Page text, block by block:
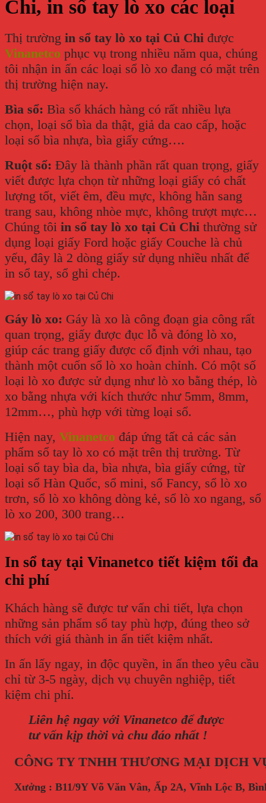
Chi, in sổ tay lò xo các loại
Thị trường in sổ tay lò xo tại Củ Chi được
Vinanetco phục vụ trong nhiều năm qua, chúng
tôi nhận in ấn các loại sổ lò xo đang có mặt trên
thị trường hiện nay.
Bìa sổ: Bìa sổ khách hàng có rất nhiều lựa
chọn, loại sổ bìa da thật, giả da cao cấp, hoặc
loại sổ bìa nhựa, bìa giấy cứng….
Ruột sổ: Đây là thành phần rất quan trọng, giấy
viết được lựa chọn từ những loại giấy có chất
lượng tốt, viết êm, đều mực, không hằn sang
trang sau, không nhòe mực, không trượt mực…
Chúng tôi in sổ tay lò xo tại Củ Chi thường sử
dụng loại giấy Ford hoặc giấy Couche là chủ
yếu, đây là 2 dòng giấy sử dụng nhiều nhất để
in sổ tay, sổ ghi chép.
Gáy lò xo: Gáy là xo là công đoạn gia công rất
quan trọng, giấy được đục lỗ và đóng lò xo,
giúp các trang giấy được cố định với nhau, tạo
thành một cuốn sổ lò xo hoàn chỉnh. Có một số
loại lò xo được sử dụng như lò xo bằng thép, lò
xo bằng nhựa với kích thước như 5mm, 8mm,
12mm…, phù hợp với từng loại sổ.
Hiện nay, Vinanetco đáp ứng tất cả các sản
phẩm sổ tay lò xo có mặt trên thị trường. Từ
loại sổ tay bìa da, bìa nhựa, bìa giấy cứng, từ
loại sổ Hàn Quốc, sổ mini, sổ Fancy, sổ lò xo
trơn, sổ lò xo không dòng kẻ, sổ lò xo ngang, sổ
lò xo 200, 300 trang…
In sổ tay tại Vinanetco tiết kiệm tối đa
chi phí
Khách hàng sẽ được tư vấn chi tiết, lựa chọn
những sản phẩm sổ tay phù hợp, đúng theo sở
thích với giá thành in ấn tiết kiệm nhất.
In ấn lấy ngay, in độc quyền, in ấn theo yêu cầu
chỉ từ 3-5 ngày, dịch vụ chuyên nghiệp, tiết
kiệm chi phí.
Liên hệ ngay với Vinanetco để được
tư vấn kịp thời và chu đáo nhất !
CÔNG TY TNHH THƯƠNG MẠI DỊCH
Xưởng : B11/9Y Võ Văn Vân, Ấp 2A, Vĩnh Lộc B,